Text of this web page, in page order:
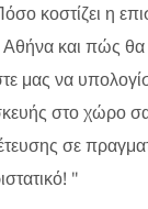
κοστίζει η
Αθήνα και πώς
μας να
στο χώρο
σε
"